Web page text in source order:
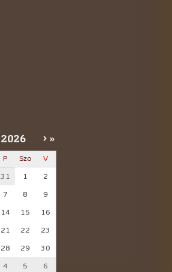
2026 > »
P Szo V
31 1 2
7 8 9
14 15 16
21 22 23
28 29 30
4 5 6